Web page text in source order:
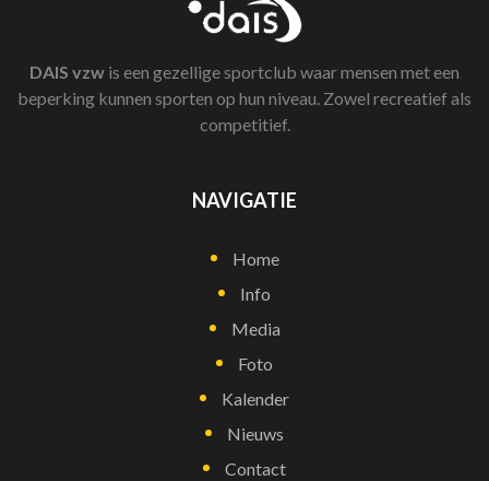
DAIS vzw is een gezellige sportclub waar mensen met een
beperking kunnen sporten op hun niveau. Zowel recreatief als
competitief.
NAVIGATIE
Home
Info
Media
Foto
Kalender
Nieuws
Contact